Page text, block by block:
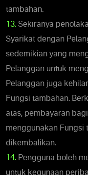
tambahan.
13. Sekiranya
Syarikat dengan
sedemikian yang
Pelanggan untuk
Pelanggan juga
Fungsi tambahan.
atas, pembayaran
menggunakan Fungsi
dikembalikan.
14. Pengguna boleh
untuk kegunaan